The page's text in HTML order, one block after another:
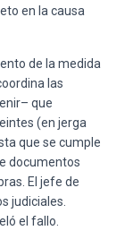
en la causa
de la medida
las
que
(en jerga
que se cumple
documentos
El jefe de
judiciales.
el fallo.